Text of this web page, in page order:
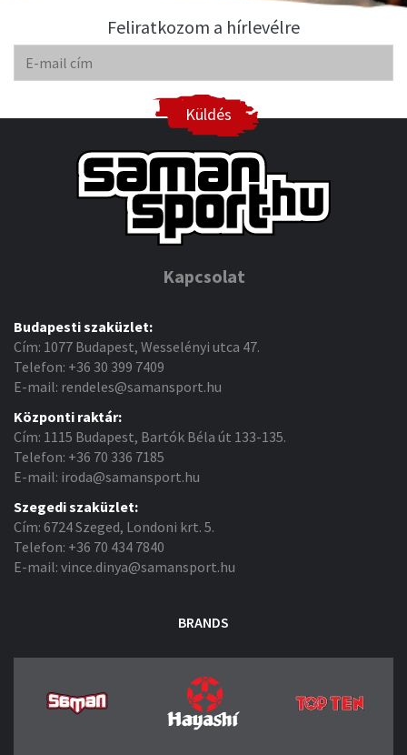
Feliratkozom a hírlevélre
Küldés
Kapcsolat
Budapesti szaküzlet:
Cím: 1077 Budapest, Wesselényi utca 47.
Telefon: +36 30 399 7409
E-mail: rendeles@samansport.hu
Központi raktár:
Cím: 1115 Budapest, Bartók Béla út 133-135.
Telefon: +36 70 336 7185
E-mail: iroda@samansport.hu
Szegedi szaküzlet:
Cím: 6724 Szeged, Londoni krt. 5.
Telefon: +36 70 434 7840
E-mail: vince.dinya@samansport.hu
BRANDS